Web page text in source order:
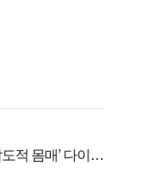
적 몸매’ 다이어